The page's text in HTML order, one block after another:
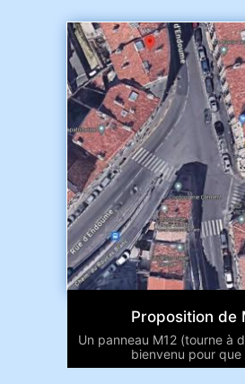
Proposition de
Un panneau M12 (tourne à
bienvenu pour que